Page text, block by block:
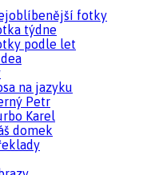
fotky
týdne
podle let
na jazyku
Petr
Karel
domek